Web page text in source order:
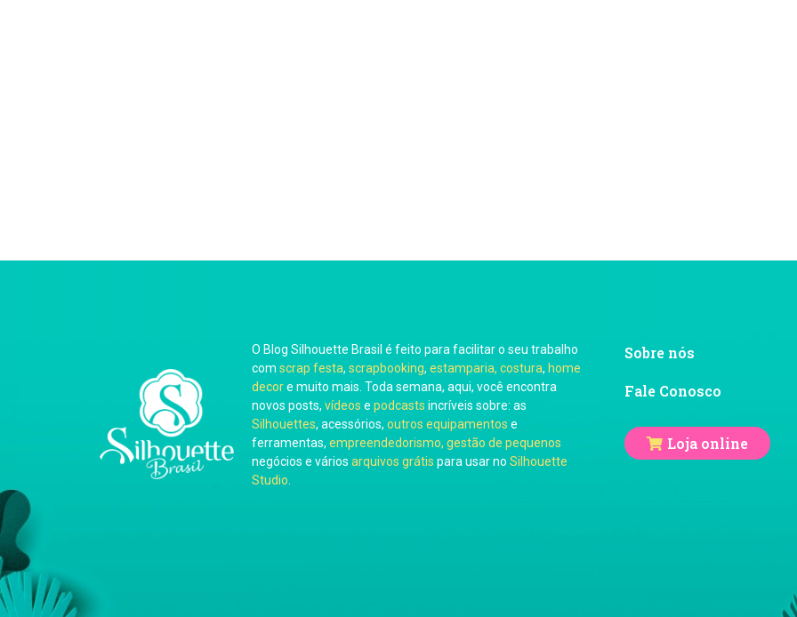
O Blog Silhouette Brasil é feito para facilitar o seu trabalho
com scrap festa, scrapbooking, estamparia, costura, home
decore muito mais. Toda semana, aqui, você encontra
novos posts, vídeos e podcasts incríveis sobre: as
Silhouettes, acessórios, outros equipamentos e
ferramentas, empreendedorismo, gestão de pequenos
negócios e vários arquivos grátis para usar no Silhouette
Studio
Sobre nós
Fale Conosco
Loja online